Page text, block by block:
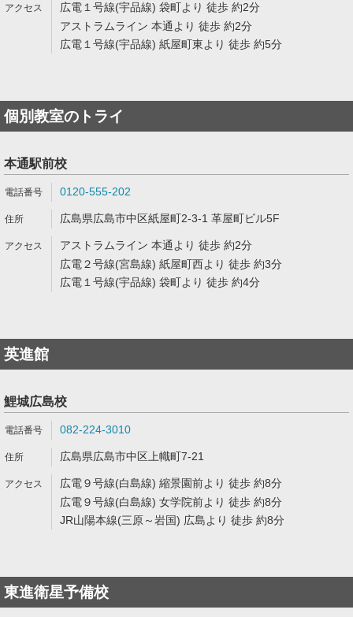
広電１号線(宇品線) 袋町より 徒歩 約2分
アストラムライン 本通より 徒歩 約2分
広電１号線(宇品線) 紙屋町東より 徒歩 約5分
個別教室のトライ
本通駅前校
0120-555-202
広島県広島市中区紙屋町2-3-1 革屋町ビル5F
アストラムライン 本通より 徒歩 約2分
広電２号線(宮島線) 紙屋町西より 徒歩 約3分
広電１号線(宇品線) 袋町より 徒歩 約4分
英進館
鯉城広島校
082-224-3010
広島県広島市中区上幟町7-21
広電９号線(白島線) 縮景園前より 徒歩 約8分
広電９号線(白島線) 女学院前より 徒歩 約8分
JR山陽本線(三原～岩国) 広島より 徒歩 約8分
東進衛星予備校